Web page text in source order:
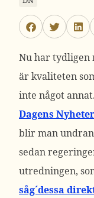
Nu har tydligen
är kvaliteten
inte något
Dagens
blir man
sedan
utredningen,
såg´dessa